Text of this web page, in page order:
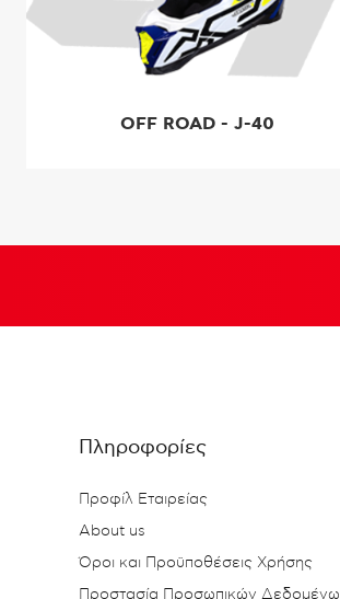
OFF ROAD - J-40
Πληροφορίες
Προφίλ Εταιρείας
About us
Όροι και Προϋποθέσεις Χρήσης
Προστασία Προσωπικών